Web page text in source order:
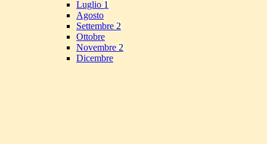
Luglio 1
Agosto
Settembre 2
Ottobre
Novembre 2
Dicembre